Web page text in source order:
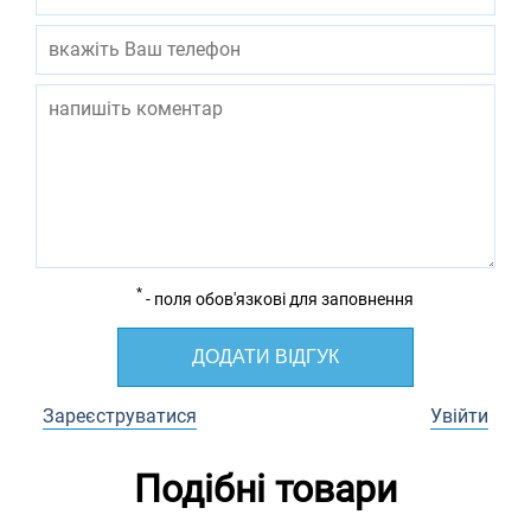
* - поля обов'язкові для заповнення
ДОДАТИ ВІДГУК
Зареєструватися Увійти
Подібні товари